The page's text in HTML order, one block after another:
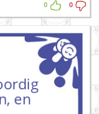
0 0